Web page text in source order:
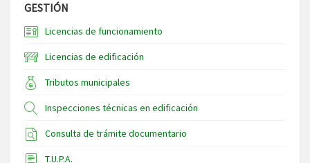
GESTIÓN
Licencias de funcionamiento
Licencias de edificación
Tributos municipales
Inspecciones técnicas en edificación
Consulta de trámite documentario
T.U.P.A.